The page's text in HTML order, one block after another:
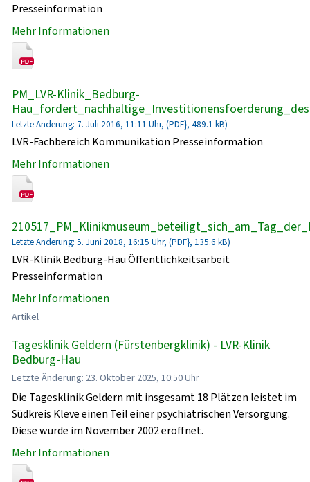
Presseinformation
Mehr Informationen
PM_LVR-Klinik_Bedburg-
Letzte Änderung: 7. Juli 2016, 11:11 Uhr, (PDF}, 489.1 kB)
LVR-Fachbereich Kommunikation Presseinformation
Mehr Informationen
Letzte Änderung: 5. Juni 2018, 16:15 Uhr, (PDF}, 135.6 kB)
LVR-Klinik Bedburg-Hau Öffentlichkeitsarbeit
Presseinformation
Mehr Informationen
Artikel
Tagesklinik Geldern (Fürstenbergklinik) - LVR-Klinik
Bedburg-Hau
Letzte Änderung: 23. Oktober 2025, 10:50 Uhr
Die Tagesklinik Geldern mit insgesamt 18 Plätzen leistet im
Südkreis Kleve einen Teil einer psychiatrischen Versorgung.
Diese wurde im November 2002 eröffnet.
Mehr Informationen